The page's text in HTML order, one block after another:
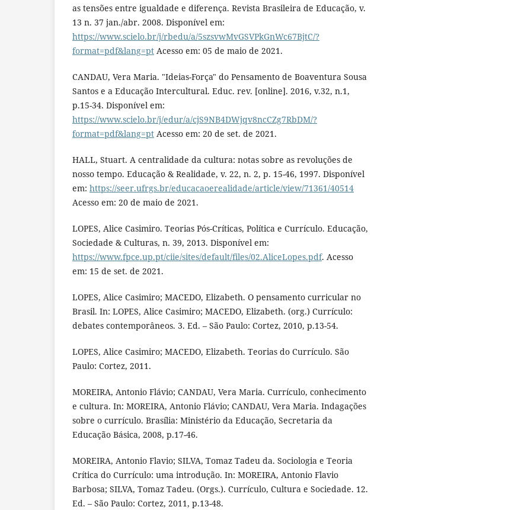
as tensões entre igualdade e diferença. Revista Brasileira de Educação, v.
13 n. 37 jan./abr. 2008. Disponível em:
https://www.scielo.br/j/rbedu/a/5szsvwMvGSVPkGnWc67BjtC/?
format=pdf&lang=pt Acesso em: 05 de maio de 2021.
CANDAU, Vera Maria. "Ideias-Força" do Pensamento de Boaventura Sousa
Santos e a Educação Intercultural. Educ. rev. [online]. 2016, v.32, n.1,
p.15-34. Disponível em:
https://www.scielo.br/j/edur/a/cjS9NB4DWjqv8ncCZg7RbDM/?
format=pdf&lang=pt Acesso em: 20 de set. de 2021.
HALL, Stuart. A centralidade da cultura: notas sobre as revoluções de
nosso tempo. Educação & Realidade, v. 22, n. 2, p. 15-46, 1997. Disponível
em: https://seer.ufrgs.br/educacaoerealidade/article/view/71361/40514
Acesso em: 20 de maio de 2021.
LOPES, Alice Casimiro. Teorias Pós-Críticas, Política e Currículo. Educação,
Sociedade & Culturas, n. 39, 2013. Disponível em:
https://www.fpce.up.pt/ciie/sites/default/files/02.AliceLopes.pdf. Acesso
em: 15 de set. de 2021.
LOPES, Alice Casimiro; MACEDO, Elizabeth. O pensamento curricular no
Brasil. In: LOPES, Alice Casimiro; MACEDO, Elizabeth. (org.) Currículo:
debates contemporâneos. 3. Ed. – São Paulo: Cortez, 2010, p.13-54.
LOPES, Alice Casimiro; MACEDO, Elizabeth. Teorias do Currículo. São
Paulo: Cortez, 2011.
MOREIRA, Antonio Flávio; CANDAU, Vera Maria. Currículo, conhecimento
e cultura. In: MOREIRA, Antonio Flávio; CANDAU, Vera Maria. Indagações
sobre o currículo. Brasília: Ministério da Educação, Secretaria da
Educação Básica, 2008, p.17-46.
MOREIRA, Antonio Flavio; SILVA, Tomaz Tadeu da. Sociologia e Teoria
Crítica do Currículo: uma introdução. In: MOREIRA, Antonio Flavio
Barbosa; SILVA, Tomaz Tadeu. (Orgs.). Currículo, Cultura e Sociedade. 12.
Ed. – São Paulo: Cortez, 2011, p.13-48.